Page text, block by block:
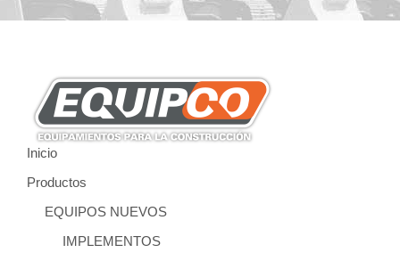
Inicio
Productos
EQUIPOS NUEVOS
IMPLEMENTOS